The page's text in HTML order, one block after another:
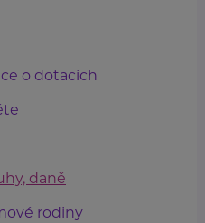
o dotacích
daně
rodiny